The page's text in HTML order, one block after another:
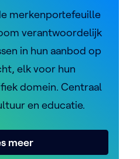
merkenportefeuille
verantwoordelijk
in hun aanbod op
elk voor hun
domein. Centraal
en educatie.
meer